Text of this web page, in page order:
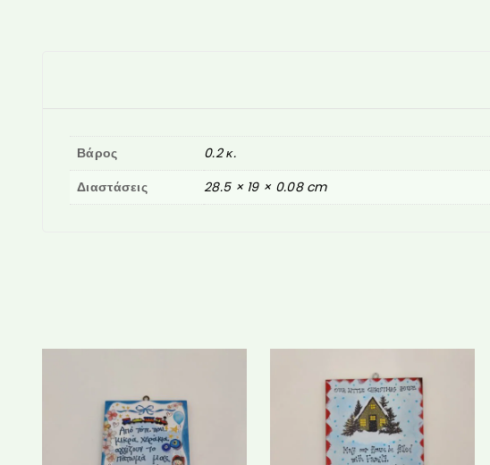
Βάρος
0.2 κ.
Διαστάσεις
28.5 × 19 × 0.08 cm